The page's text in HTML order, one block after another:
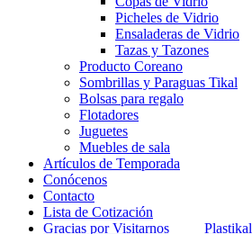
Picheles de Vidrio
Ensaladeras de Vidrio
Tazas y Tazones
Producto Coreano
Sombrillas y Paraguas Tikal
Bolsas para regalo
Flotadores
Juguetes
Muebles de sala
Artículos de Temporada
Conócenos
Contacto
Lista de Cotización
Gracias por Visitarnos
Plastikal